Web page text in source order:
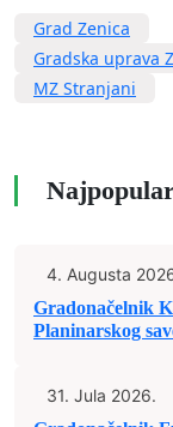
Grad Zenica
Gradska uprava
MZ Stranjani
4. Augusta
Gradonačelnik
Planinarskog
31. Jula 2026.